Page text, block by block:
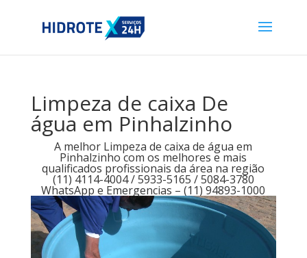
Limpeza de caixa De
água em Pinhalzinho
A melhor Limpeza de caixa de água em
Pinhalzinho com os melhores e mais
qualificados profissionais da área na região
(11) 4114-4004 / 5933-5165 / 5084-3780
WhatsApp e Emergencias – (11) 94893-1000